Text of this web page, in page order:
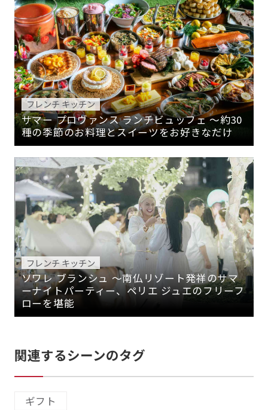
フレンチ キッチン
サマー プロヴァンス ランチビュッフェ ～約30
種の季節のお料理とスイーツをお好きなだけ
フレンチ キッチン
ソワレ ブランシュ 〜南仏リゾート発祥のサマ
ーナイトパーティー、ペリエ ジュエのフリーフ
ローを堪能
関連するシーンのタグ
ギフト